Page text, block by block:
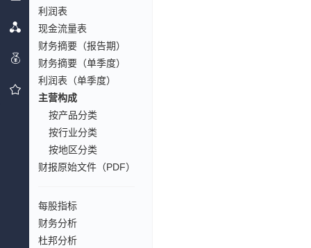
利润表
现金流量表
财务摘要（报告期）
财务摘要（单季度）
利润表（单季度）
主营构成
按产品分类
按行业分类
按地区分类
财报原始文件（PDF）
每股指标
财务分析
杜邦分析